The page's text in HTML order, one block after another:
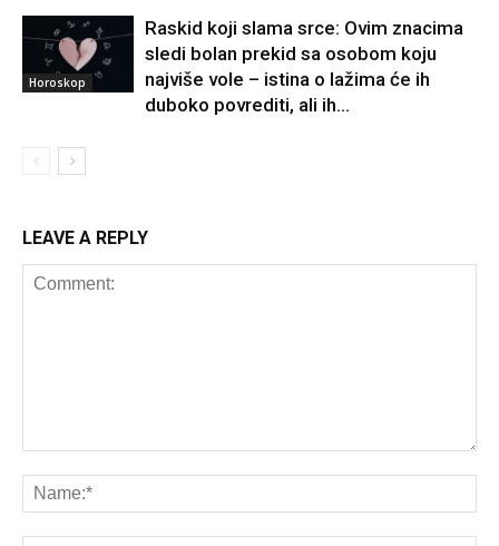
Horoskop
Raskid koji slama srce: Ovim znacima
sledi bolan prekid sa osobom koju
najviše vole – istina o lažima će ih
duboko povrediti, ali ih...
LEAVE A REPLY